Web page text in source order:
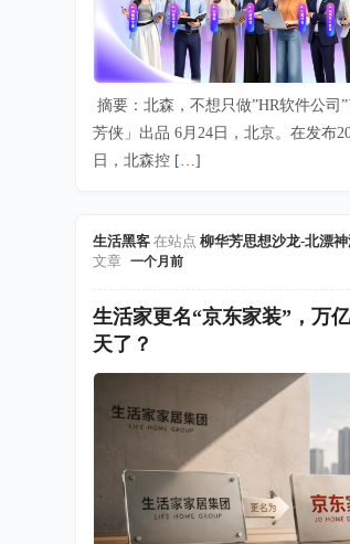
摘要：北森，不想只做”HR软件公司
芳侠」出品 6月24日，北京。在发布
日，北森控 […]
生活黑客在站点 柳华芳思想沙龙-北漂
文章
一个月前
生活家更名“京东家装”，万
天了？